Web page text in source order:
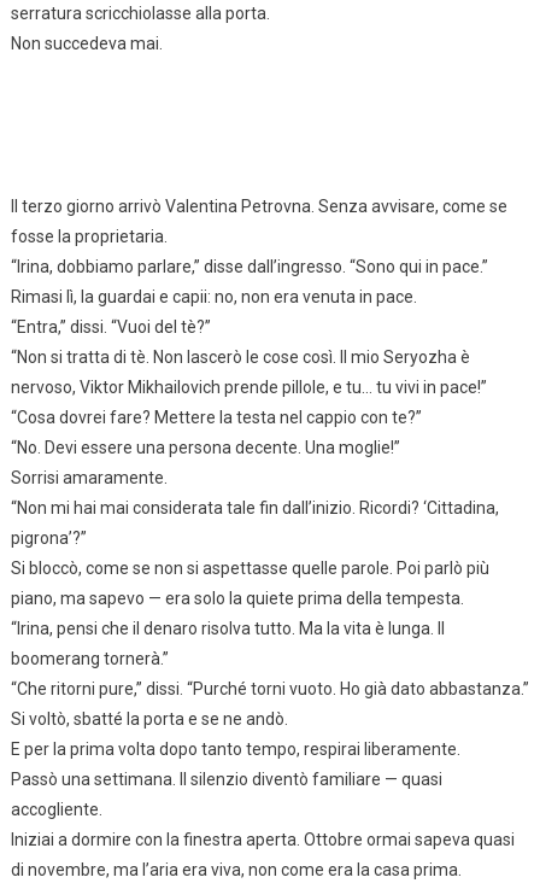
serratura scricchiolasse alla porta.
Non succedeva mai.
Il terzo giorno arrivò Valentina Petrovna. Senza avvisare, come se
fosse la proprietaria.
“Irina, dobbiamo parlare,” disse dall’ingresso. “Sono qui in pace.”
Rimasi lì, la guardai e capii: no, non era venuta in pace.
“Entra,” dissi. “Vuoi del tè?”
“Non si tratta di tè. Non lascerò le cose così. Il mio Seryozha è
nervoso, Viktor Mikhailovich prende pillole, e tu… tu vivi in pace!”
“Cosa dovrei fare? Mettere la testa nel cappio con te?”
“No. Devi essere una persona decente. Una moglie!”
Sorrisi amaramente.
“Non mi hai mai considerata tale fin dall’inizio. Ricordi? ‘Cittadina,
pigrona’?”
Si bloccò, come se non si aspettasse quelle parole. Poi parlò più
piano, ma sapevo — era solo la quiete prima della tempesta.
“Irina, pensi che il denaro risolva tutto. Ma la vita è lunga. Il
boomerang tornerà.”
“Che ritorni pure,” dissi. “Purché torni vuoto. Ho già dato abbastanza.”
Si voltò, sbatté la porta e se ne andò.
E per la prima volta dopo tanto tempo, respirai liberamente.
Passò una settimana. Il silenzio diventò familiare — quasi
accogliente.
Iniziai a dormire con la finestra aperta. Ottobre ormai sapeva quasi
di novembre, ma l’aria era viva, non come era la casa prima.